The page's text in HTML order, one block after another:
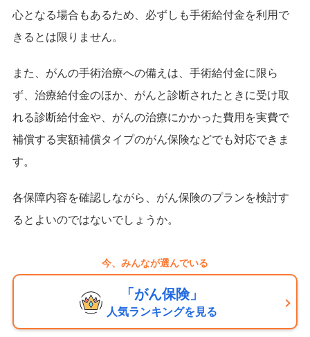
心となる場合もあるため、必ずしも手術給付金を利用で
きるとは限りません。
また、がんの手術治療への備えは、手術給付金に限ら
ず、治療給付金のほか、がんと診断されたときに受け取
れる診断給付金や、がんの治療にかかった費用を実費で
補償する実額補償タイプのがん保険などでも対応できま
す。
各保障内容を確認しながら、がん保険のプランを検討す
るとよいのではないでしょうか。
今、みんなが選んでいる
「がん保険」
人気ランキングを見る